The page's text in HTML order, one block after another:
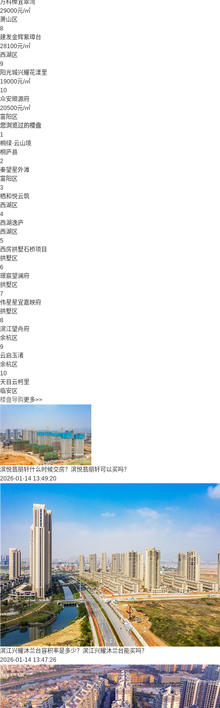
万科樟宜翠湾
29000元/㎡
萧山区
8
建发金辉紫璋台
28100元/㎡
西湖区
9
阳光城兴耀花漾里
19000元/㎡
10
众安顺源府
20500元/㎡
富阳区
您浏览过的楼盘
1
桐绿·云山境
桐庐县
2
秦望星外滩
富阳区
3
栖和悦云筑
西湖区
4
西湖逸庐
西湖区
5
西房拱墅石桥项目
拱墅区
6
璟宸望澜府
拱墅区
7
伟星星宜嘉映府
拱墅区
8
滨江望舟府
余杭区
9
云启玉渚
余杭区
10
天目云柯里
临安区
楼盘导购更多>>
滨悦翡丽轩什么时候交房？滨悦翡丽轩可以买吗？
2026-01-14 13:49:20
滨江兴耀沐兰台容积率是多少？滨江兴耀沐兰台能买吗？
2026-01-14 13:47:26